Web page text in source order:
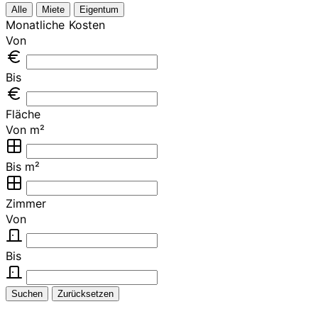
Alle Miete Eigentum
Monatliche Kosten
Von
Bis
Fläche
Von m²
Bis m²
Zimmer
Von
Bis
Suchen Zurücksetzen